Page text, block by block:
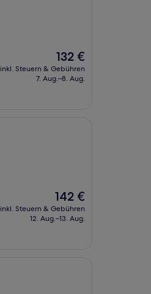
Der
Preis
beträgt
132 €
inkl. Steuern & Gebühren
7. Aug.–8. Aug.
Der
Preis
beträgt
142 €
inkl. Steuern & Gebühren
12. Aug.–13. Aug.